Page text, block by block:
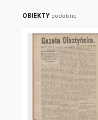
OBIEKTY podobne